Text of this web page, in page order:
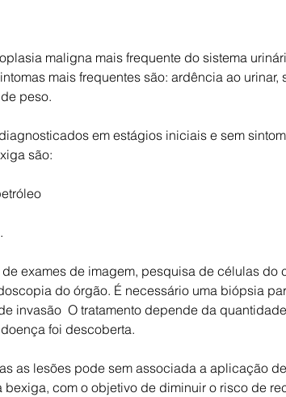
maligna mais frequente do sistema
mais frequentes são: ardência ao urinar,
peso.
em estágios iniciais e sem
são:
exames de imagem, pesquisa de células do
do órgão. É necessário uma biópsia
invasão ​ O tratamento depende da
foi descoberta.
as lesões pode sem associada a aplicação
com o objetivo de diminuir o risco de